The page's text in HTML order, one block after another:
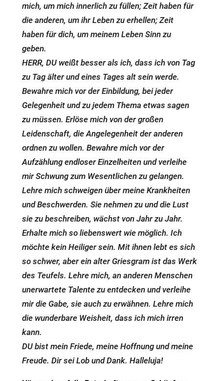
mich, um mich innerlich zu füllen; Zeit haben für
die anderen, um ihr Leben zu erhellen; Zeit
haben für dich, um meinem Leben Sinn zu
geben.
HERR, DU weißt besser als ich, dass ich von Tag
zu Tag älter und eines Tages alt sein werde.
Bewahre mich vor der Einbildung, bei jeder
Gelegenheit und zu jedem Thema etwas sagen
zu müssen. Erlöse mich von der großen
Leidenschaft, die Angelegenheit der anderen
ordnen zu wollen. Bewahre mich vor der
Aufzählung endloser Einzelheiten und verleihe
mir Schwung zum Wesentlichen zu gelangen.
Lehre mich schweigen über meine Krankheiten
und Beschwerden. Sie nehmen zu und die Lust
sie zu beschreiben, wächst von Jahr zu Jahr.
Erhalte mich so liebenswert wie möglich. Ich
möchte kein Heiliger sein. Mit ihnen lebt es sich
so schwer, aber ein alter Griesgram ist das Werk
des Teufels. Lehre mich, an anderen Menschen
unerwartete Talente zu entdecken und verleihe
mir die Gabe, sie auch zu erwähnen. Lehre mich
die wunderbare Weisheit, dass ich mich irren
kann.
DU bist mein Friede, meine Hoffnung und meine
Freude. Dir sei Lob und Dank. Halleluja!